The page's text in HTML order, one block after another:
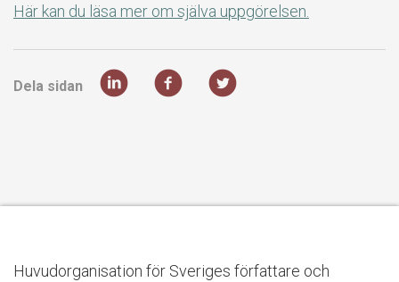
Här kan du läsa mer om själva uppgörelsen.
Dela sidan
Huvudorganisation för Sveriges författare och